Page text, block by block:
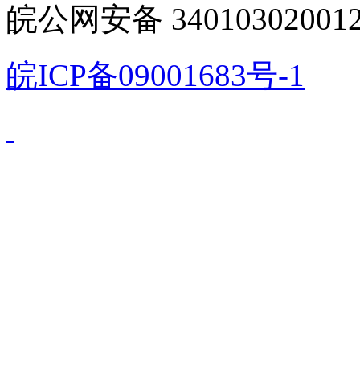
皖公网安备
皖ICP备09001683号-1